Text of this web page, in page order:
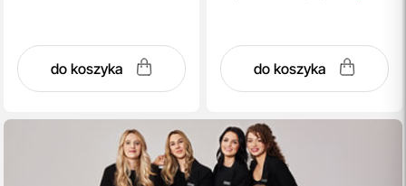
do koszyka do koszyka